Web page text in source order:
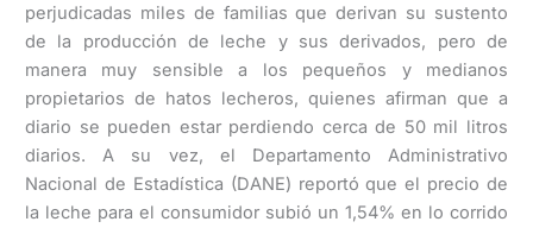
perjudicadas miles de familias que derivan su sustento
de la producción de leche y sus derivados, pero de
manera muy sensible a los pequeños y medianos
propietarios de hatos lecheros, quienes afirman que a
diario se pueden estar perdiendo cerca de 50 mil litros
diarios. A su vez, el Departamento Administrativo
Nacional de Estadística (DANE) reportó que el precio de
la leche para el consumidor subió un 1,54% en lo corrido